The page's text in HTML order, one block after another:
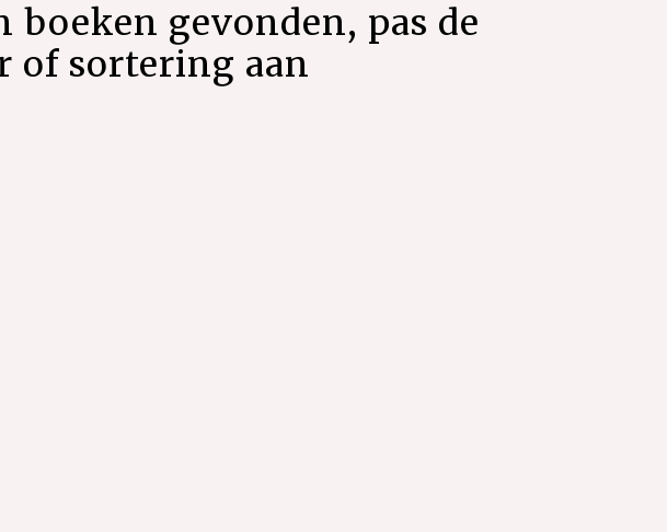
boeken gevonden, pas de
of sortering aan